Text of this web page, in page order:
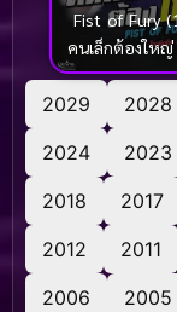
2029 2028
2024
2023
2018
2017
2012
2011
2006
2005
Fist of Fury
คนเล็กต้องให
(โจวซิงฉื